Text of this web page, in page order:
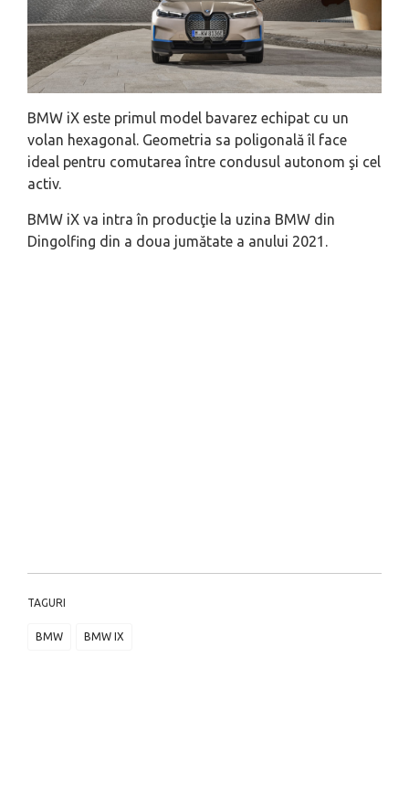
BMW iX este primul model bavarez echipat cu un
volan hexagonal. Geometria sa poligonală îl face
ideal pentru comutarea între condusul autonom şi cel
activ.
BMW iX va intra în producţie la uzina BMW din
Dingolfing din a doua jumătate a anului 2021.
TAGURI
BMW BMW IX